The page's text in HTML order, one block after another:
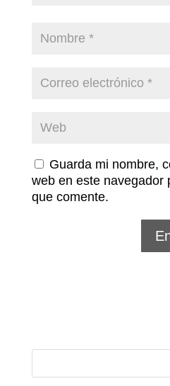
Guarda mi nombre,
web en este navegador
que comente.